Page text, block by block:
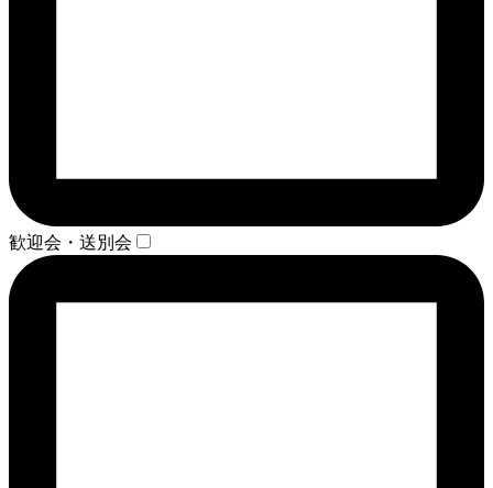
歓迎会・送別会